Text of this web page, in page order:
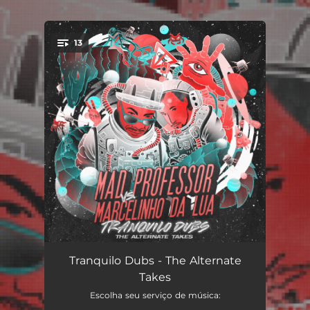
You're all set!
13
Não Pode Fazer Barulho Dub 02:51
Tranquilo Dubs - The Alternate
Takes
Escolha seu serviço de música: